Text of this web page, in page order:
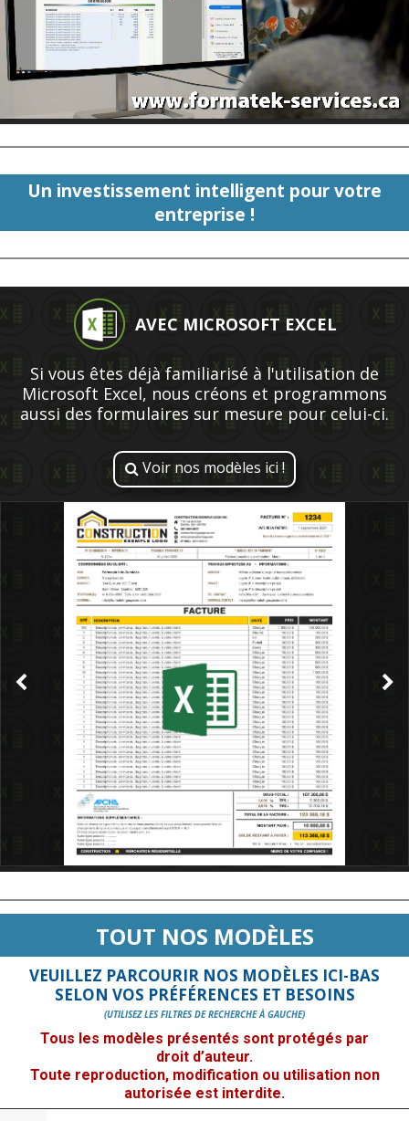
Un investissement intelligent pour votre
entreprise !
AVEC MICROSOFT EXCEL
Si vous êtes déjà familiarisé à l'utilisation de
Microsoft Excel, nous créons et programmons
aussi des formulaires sur mesure pour celui-ci.
 Voir nos modèles ici !
TOUT NOS MODÈLES
VEUILLEZ PARCOURIR NOS MODÈLES ICI-BAS
SELON VOS PRÉFÉRENCES ET BESOINS
(UTILISEZ LES FILTRES DE RECHERCHE À GAUCHE)
Tous les modèles présentés sont protégés par
droit d’auteur.
Toute reproduction, modification ou utilisation non
autorisée est interdite.